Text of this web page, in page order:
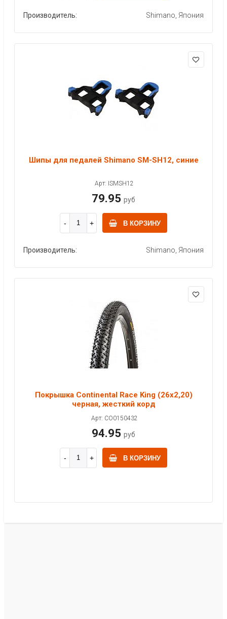
Производитель: Shimano, Япония
Шипы для педалей Shimano SM-SH12, синие
Арт: ISMSH12
79.95 руб
В КОРЗИНУ
Производитель: Shimano, Япония
Покрышка Continental Race King (26x2,20)
черная, жесткий корд
Арт: CO0150432
94.95 руб
В КОРЗИНУ